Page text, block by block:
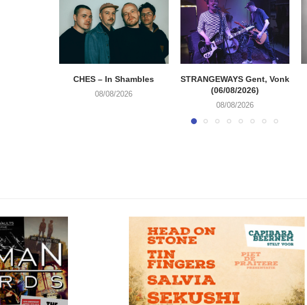
CHES – In Shambles
08/08/2026
STRANGEWAYS Gent, Vonk
(06/08/2026)
08/08/2026